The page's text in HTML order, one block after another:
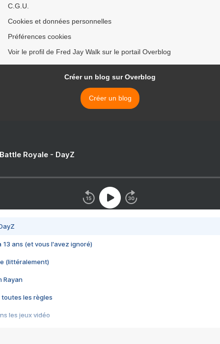
C.G.U.
Cookies et données personnelles
Préférences cookies
Voir le profil de Fred Jay Walk sur le portail Overblog
Créer un blog sur Overblog
Créer un blog
Royale - DayZ
13 ans (et vous l'avez ignoré)
(littéralement)
Rayan
toutes les règles
les jeux vidéo